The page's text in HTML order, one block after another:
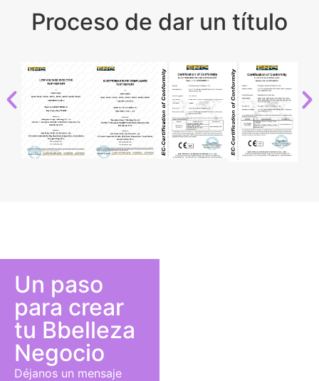
Proceso de dar un título
Un paso
para crear
tu Bbelleza
Negocio
Déjanos un mensaje